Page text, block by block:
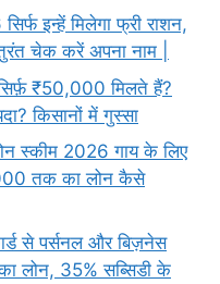
इन्हें मिलेगा फ्री राशन,
चेक करें अपना नाम |
₹50,000 मिलते हैं?
किसानों में गुस्सा
स्कीम 2026 गाय के लिए
तक का लोन कैसे
से पर्सनल और बिज़नेस
लोन, 35% सब्सिडी के